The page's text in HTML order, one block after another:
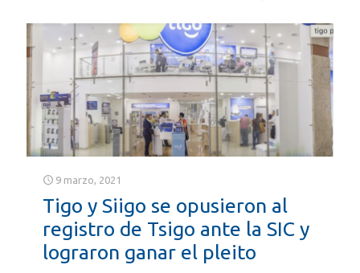
9 marzo, 2021
Tigo y Siigo se opusieron al
registro de Tsigo ante la SIC y
lograron ganar el pleito